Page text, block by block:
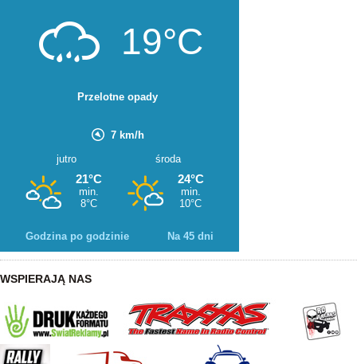
Godzina po godzinie Na 45 dni
WSPIERAJĄ NAS